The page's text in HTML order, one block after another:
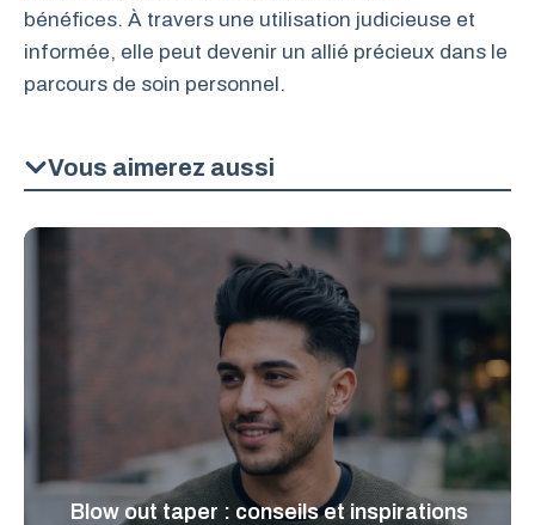
bénéfices. À travers une utilisation judicieuse et
informée, elle peut devenir un allié précieux dans le
parcours de soin personnel.
Vous aimerez aussi
Blow out taper : conseils et inspirations